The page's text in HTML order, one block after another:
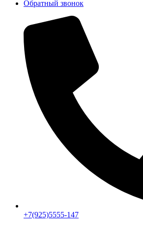
Обратный звонок
+7(925)5555-147